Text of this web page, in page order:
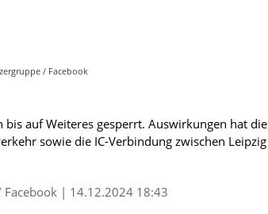
/ Facebook
auf Weiteres gesperrt. Auswirkungen hat die
sowie die IC-Verbindung zwischen Leipzig
| 14.12.2024 18:43